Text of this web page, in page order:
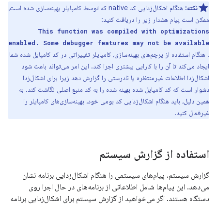
نکته:
هنگام اشکال‌زدایی کد native که توسط کامپایلر بهینه‌سازی شده است،
ممکن است پیام هشدار زیر را دریافت کنید:
This function was compiled with optimizations
enabled. Some debugger features may not be available
. هنگام استفاده از پرچم‌های بهینه‌سازی، کامپایلر تغییراتی در کد کامپایل شده شما
ایجاد می‌کند تا آن را با کارایی بیشتری اجرا کند. این امر می‌تواند باعث شود
اشکال‌زدا اطلاعات غیرمنتظره یا نادرستی را گزارش دهد زیرا برای اشکال‌زدا
دشوار است که کد کامپایل شده بهینه شده را به کد منبع اصلی نگاشت کند. به
همین دلیل، باید هنگام اشکال‌زدایی کد بومی خود، بهینه‌سازی‌های کامپایلر را
غیرفعال کنید.
استفاده از گزارش سیستم
گزارش سیستم، پیام‌های سیستمی را هنگام اشکال‌زدایی برنامه نشان
می‌دهد. این پیام‌ها شامل اطلاعاتی از برنامه‌های در حال اجرا روی
دستگاه هستند. اگر می‌خواهید از گزارش سیستم برای اشکال‌زدایی برنامه